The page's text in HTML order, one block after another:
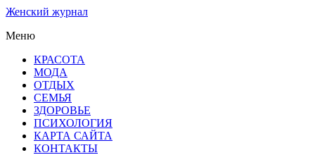
Женский журнал
Меню
КРАСОТА
МОДА
ОТДЫХ
СЕМЬЯ
ЗДОРОВЬЕ
ПСИХОЛОГИЯ
КАРТА САЙТА
КОНТАКТЫ